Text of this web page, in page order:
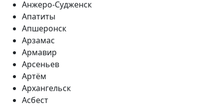
Анжеро-Судженск
Апатиты
Апшеронск
Арзамас
Армавир
Арсеньев
Артём
Архангельск
Асбест